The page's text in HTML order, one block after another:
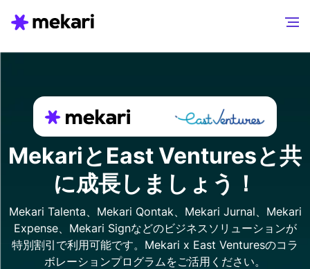
MekariとEast Venturesと共
に成長しましょう！
Mekari Talenta、Mekari Qontak、Mekari Jurnal、Mekari
Expense、Mekari Signなどのビジネスソリューションが
特別割引で利用可能です。Mekari x East Venturesのコラ
ボレーションプログラムをご活用ください。